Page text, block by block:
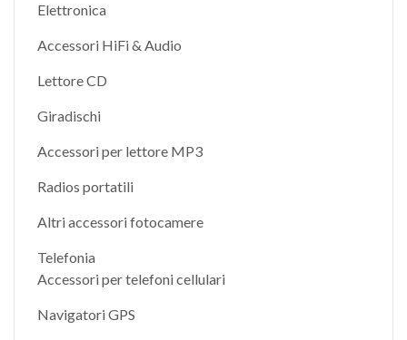
Elettronica
Accessori HiFi & Audio
Lettore CD
Giradischi
Accessori per lettore MP3
Radios portatili
Altri accessori fotocamere
Telefonia
Accessori per telefoni cellulari
Navigatori GPS